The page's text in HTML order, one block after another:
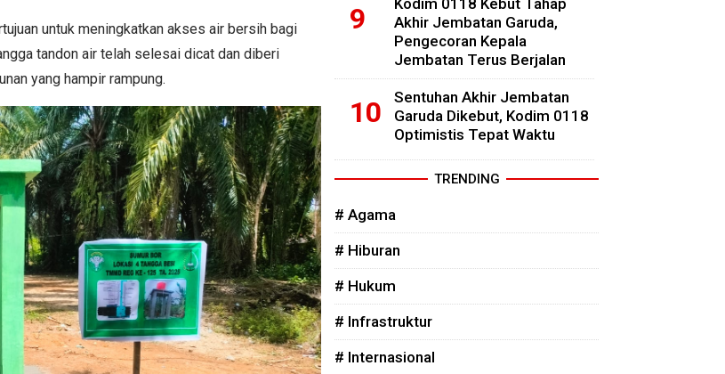
untuk meningkatkan akses air bersih bagi
tandon air telah selesai dicat dan diberi
yang hampir rampung.
Kodim 0118 Kebut Tahap
Akhir Jembatan Garuda,
Pengecoran Kepala
Jembatan Terus Berjalan
Sentuhan Akhir Jembatan
Garuda Dikebut, Kodim 0118
Optimistis Tepat Waktu
TRENDING
# Agama
# Hiburan
# Hukum
# Infrastruktur
# Internasional